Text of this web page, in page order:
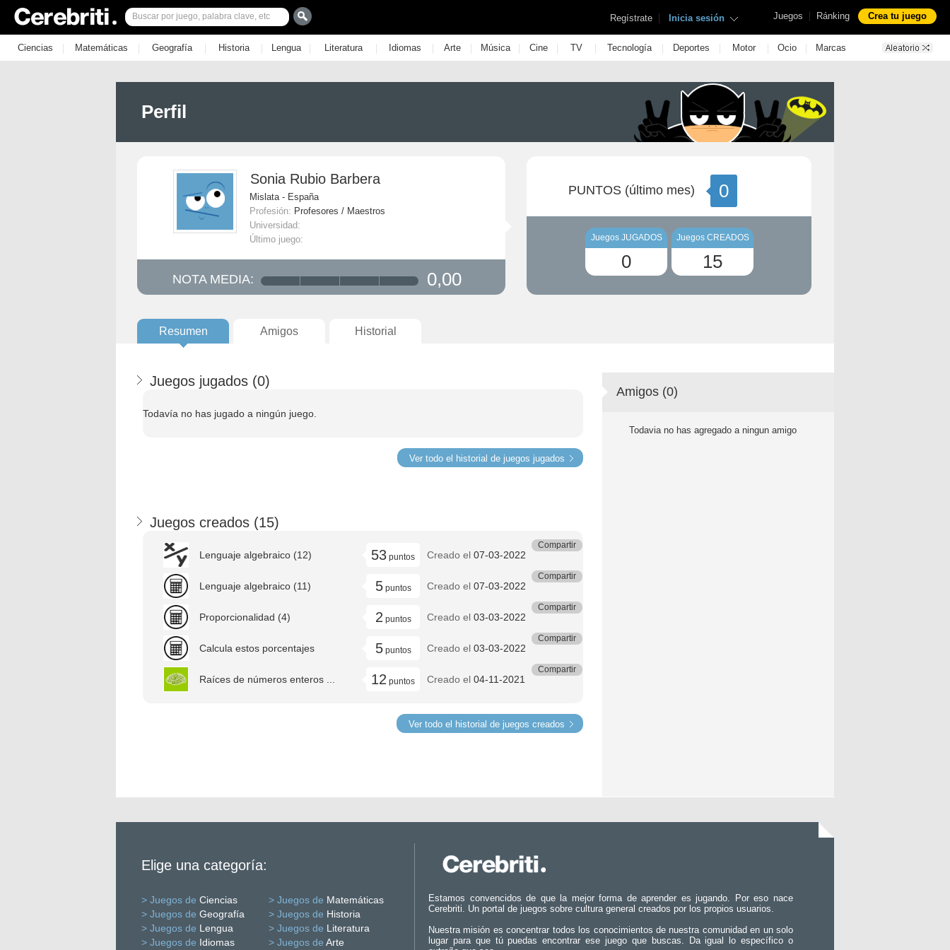
Juegos | Ránking Crea tu juego
Regístrate | Inicia sesión
Ciencias | Matemáticas | Geografía | Historia | Lengua | Literatura | Idiomas | Arte | Música | Cine | TV | Tecnología | Deportes | Motor | Ocio | Marcas
Perfil
Sonia Rubio Barbera
Mislata - España
Profesión: Profesores / Maestros
Universidad:
Último juego:
NOTA MEDIA: 0,00
PUNTOS (último mes) 0
Juegos JUGADOS
0
Juegos CREADOS
15
Resumen Amigos Historial
Juegos jugados (0)
Todavía no has jugado a ningún juego.
Ver todo el historial de juegos jugados
Juegos creados (15)
Lenguaje algebraico (12) 53 puntos Creado el 07-03-2022
Compartir
Lenguaje algebraico (11) 5puntos Creado el 07-03-2022
Compartir
Proporcionalidad (4) 2puntos Creado el 03-03-2022
Compartir
Calcula estos porcentajes 5puntos Creado el 03-03-2022
Compartir
Raíces de números enteros ... 12 puntos Creado el 04-11-2021
Compartir
Ver todo el historial de juegos creados
Amigos (0)
Todavia no has agregado a ningun amigo
Elige una categoría:
> Juegos de Ciencias > Juegos de Matemáticas
> Juegos de Geografía > Juegos de Historia
> Juegos de Lengua > Juegos de Literatura
> Juegos de Idiomas > Juegos de Arte
Estamos convencidos de que la mejor forma de aprender es jugando. Por eso nace
Cerebriti. Un portal de juegos sobre cultura general creados por los propios usuarios.
Nuestra misión es concentrar todos los conocimientos de nuestra comunidad en un solo
lugar para que tú puedas encontrar ese juego que buscas. Da igual lo específico o